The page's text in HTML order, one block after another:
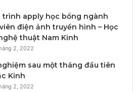
trình apply học bổng ngành
điện ảnh truyền hình – Học
thuật Nam Kinh
2, 2022
sau một tháng đầu tiên
Kinh
2, 2022